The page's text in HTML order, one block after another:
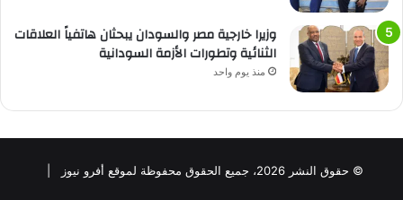
وزيرا خارجية مصر والسودان يبحثان هاتفياً العلاقات
الثنائية وتطورات الأزمة السودانية
منذ يوم واحد
© حقوق النشر 2026، جميع الحقوق محفوظة لموقع أفرو نيوز |